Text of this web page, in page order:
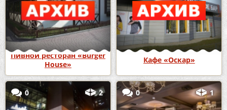
Пивной ресторан «Burger
House»
Кафе «Оскар»
0 2 0 1